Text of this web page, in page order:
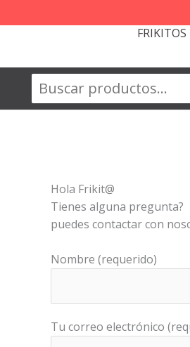
al
FRIKITOS
Buscar
Hola Frikit@
Tienes alguna pregunta?
puedes contactar con
Nombre (requerido)
Tu correo electrónico